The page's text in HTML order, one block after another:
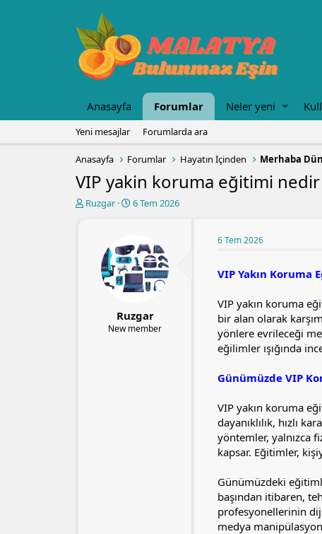
Anasayfa Forumlar Neler yeni
Yeni mesajlar Forumlarda ara
Anasayfa Forumlar Hayatın İçinden Merhaba
VIP yakin koruma eğitimi nedir
K
Ruzgar
B
a
n
g
ı
t
a
6 Tem 2026
Ruzgar
New member
6 Tem 2026
VIP Yakın Koruma
VIP yakın koruma
bir alan olarak
yönlere evrileceği
eğilimler ışığında
Günümüzde VIP
VIP yakın koruma
dayanıklılık, hızlı
yöntemler, yalnızca
kapsar. Eğitimler,
Günümüzdeki
başından itibaren,
profesyonellerinin
medya